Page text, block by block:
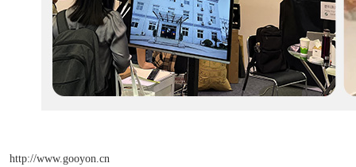
http://www.gooyon.cn